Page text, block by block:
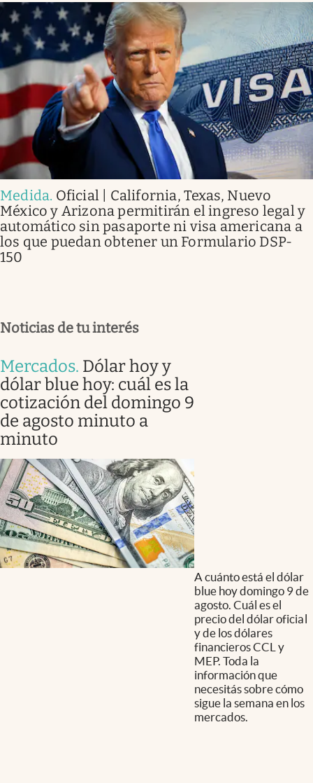
Medida. Oficial | California, Texas, Nuevo
México y Arizona permitirán el ingreso legal y
automático sin pasaporte ni visa americana a
los que puedan obtener un Formulario DSP-
150
Noticias de tu interés
Mercados. Dólar hoy y
dólar blue hoy: cuál es la
cotización del domingo 9
de agosto minuto a
minuto
A cuánto está el dólar
blue hoy domingo 9 de
agosto. Cuál es el
precio del dólar oficial
y de los dólares
financieros CCL y
MEP. Toda la
información que
necesitás sobre cómo
sigue la semana en los
mercados.